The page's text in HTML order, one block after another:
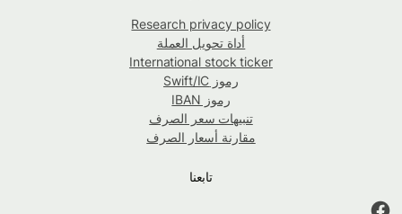
Research privacy policy
أداة تحويل العملة
International stock ticker
رموز Swift/IC
رموز IBAN
تنبيهات سعر الصرف
مقارنة أسعار الصرف
تابعنا